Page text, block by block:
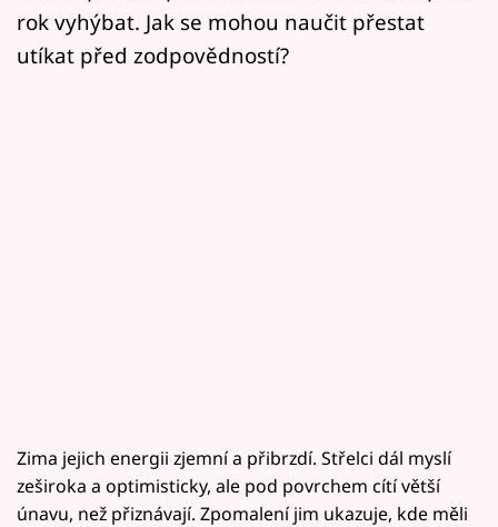
rok vyhýbat. Jak se mohou naučit přestat
utíkat před zodpovědností?
Zima jejich energii zjemní a přibrzdí. Střelci dál myslí
zeširoka a optimisticky, ale pod povrchem cítí větší
únavu, než přiznávají. Zpomalení jim ukazuje, kde měli